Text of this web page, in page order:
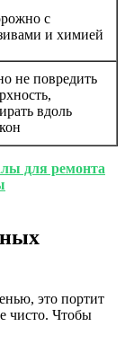
с
и химией
не повредить
вдоль
для ремонта
это портит
чисто. Чтобы